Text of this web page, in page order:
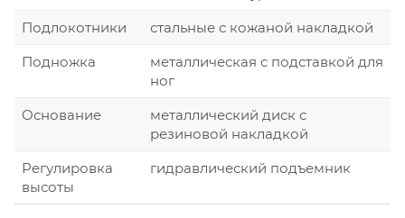
Подлокотники
стальные с кожаной накладкой
Подножка
металлическая с подставкой для
ног
Основание
металлический диск с
резиновой накладкой
Регулировка
высоты
гидравлический подъемник